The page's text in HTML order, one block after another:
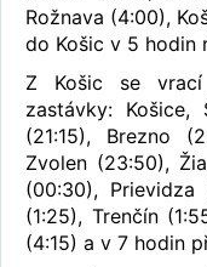
Rožnava (4:00),
do Košic v 5 hodin
Z Košic se
zastávky: Košice,
(21:15), Brezno
Zvolen (23:50),
(00:30), Prievidza
(1:25), Trenčín
(4:15) a v 7 hodin